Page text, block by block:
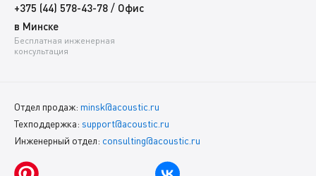
+375 (44) 578-43-78 / Офис
в Минске
Бесплатная инженерная
консультация
Отдел продаж: minsk@acoustic.ru
Техподдержка: support@acoustic.ru
Инженерный отдел: consulting@acoustic.ru